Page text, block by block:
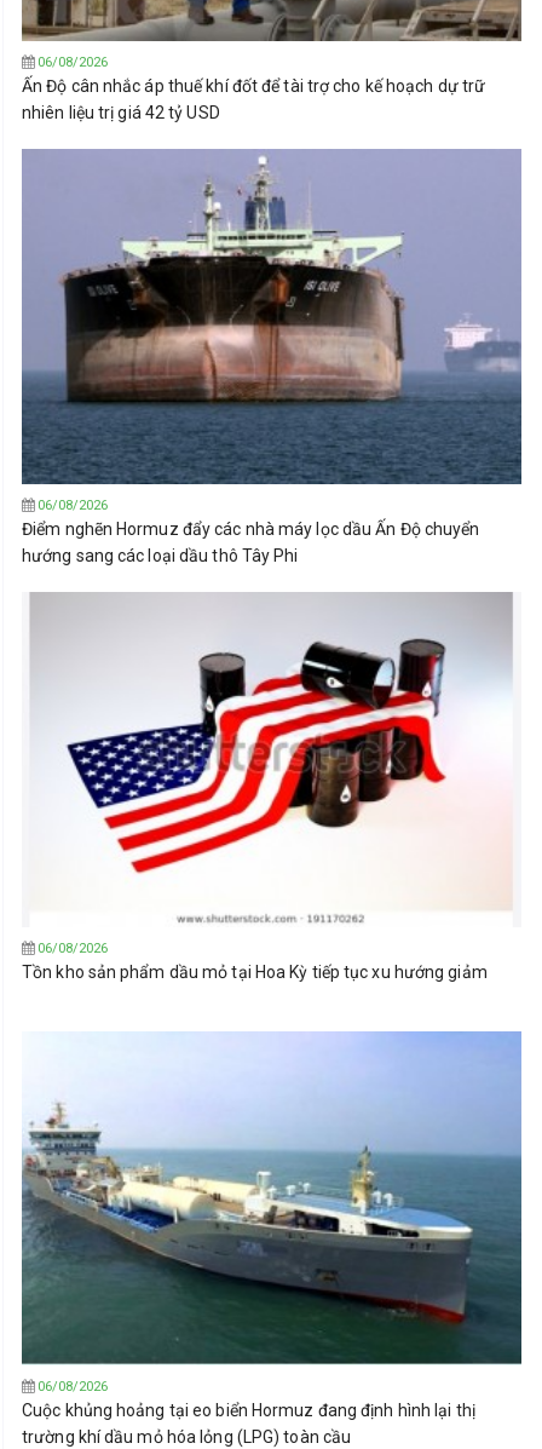
06/08/2026
Ấn Độ cân nhắc áp thuế khí đốt để tài trợ cho kế hoạch dự trữ
nhiên liệu trị giá 42 tỷ USD
06/08/2026
Điểm nghẽn Hormuz đẩy các nhà máy lọc dầu Ấn Độ chuyển
hướng sang các loại dầu thô Tây Phi
06/08/2026
Tồn kho sản phẩm dầu mỏ tại Hoa Kỳ tiếp tục xu hướng giảm
06/08/2026
Cuộc khủng hoảng tại eo biển Hormuz đang định hình lại thị
trường khí dầu mỏ hóa lỏng (LPG) toàn cầu